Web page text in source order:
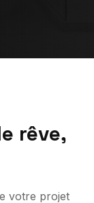
rêve,
votre projet